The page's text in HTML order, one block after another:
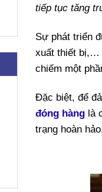
tiếp tục tăng
Sự phát triển
xuất thiết bị,…
chiếm một
Đặc biệt, để
đóng hàng là
trạng hoàn